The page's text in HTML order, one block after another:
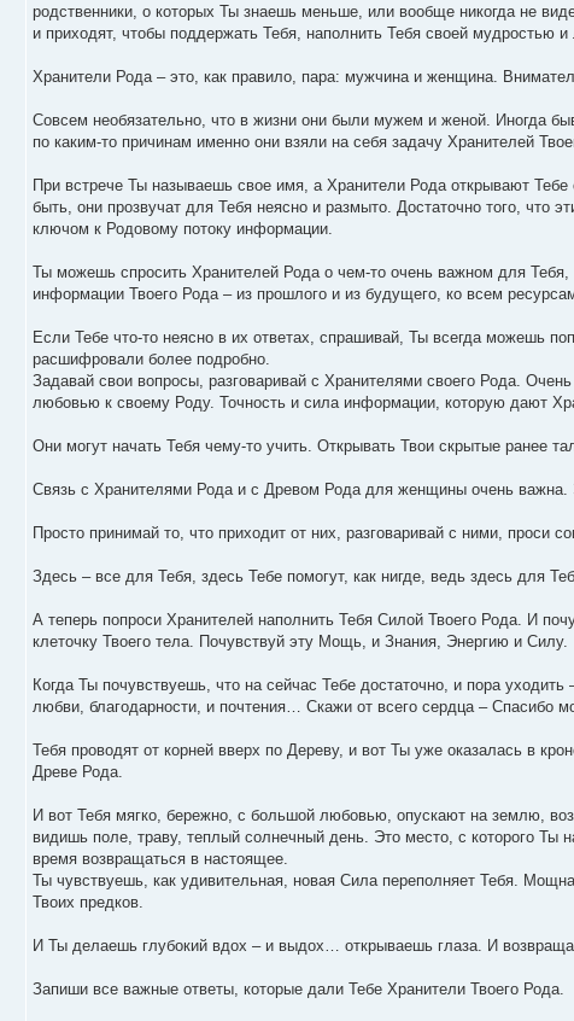
родственники, о которых Ты знаешь меньше, или вообще никогда не
и приходят, чтобы поддержать Тебя, наполнить Тебя своей мудростью
Хранители Рода – это, как правило, пара: мужчина и женщина.
Совсем необязательно, что в жизни они были мужем и женой. Иногда
по каким-то причинам именно они взяли на себя задачу Хранителей
При встрече Ты называешь свое имя, а Хранители Рода открывают
быть, они прозвучат для Тебя неясно и размыто. Достаточно того, что
ключом к Родовому потоку информации.
Ты можешь спросить Хранителей Рода о чем-то очень важном для
информации Твоего Рода – из прошлого и из будущего, ко всем
Если Тебе что-то неясно в их ответах, спрашивай, Ты всегда можешь
расшифровали более подробно.
Задавай свои вопросы, разговаривай с Хранителями своего Рода.
любовью к своему Роду. Точность и сила информации, которую дают
Они могут начать Тебя чему-то учить. Открывать Твои скрытые ранее
Связь с Хранителями Рода и с Древом Рода для женщины очень
Просто принимай то, что приходит от них, разговаривай с ними, проси
Здесь – все для Тебя, здесь Тебе помогут, как нигде, ведь здесь для
А теперь попроси Хранителей наполнить Тебя Силой Твоего Рода. И
клеточку Твоего тела. Почувствуй эту Мощь, и Знания, Энергию и Силу.
Когда Ты почувствуешь, что на сейчас Тебе достаточно, и пора
любви, благодарности, и почтения… Скажи от всего сердца – Спасибо
Тебя проводят от корней вверх по Дереву, и вот Ты уже оказалась в
Древе Рода.
И вот Тебя мягко, бережно, с большой любовью, опускают на землю,
видишь поле, траву, теплый солнечный день. Это место, с которого Ты
время возвращаться в настоящее.
Ты чувствуешь, как удивительная, новая Сила переполняет Тебя.
Твоих предков.
И Ты делаешь глубокий вдох – и выдох… открываешь глаза. И
Запиши все важные ответы, которые дали Тебе Хранители Твоего Рода.